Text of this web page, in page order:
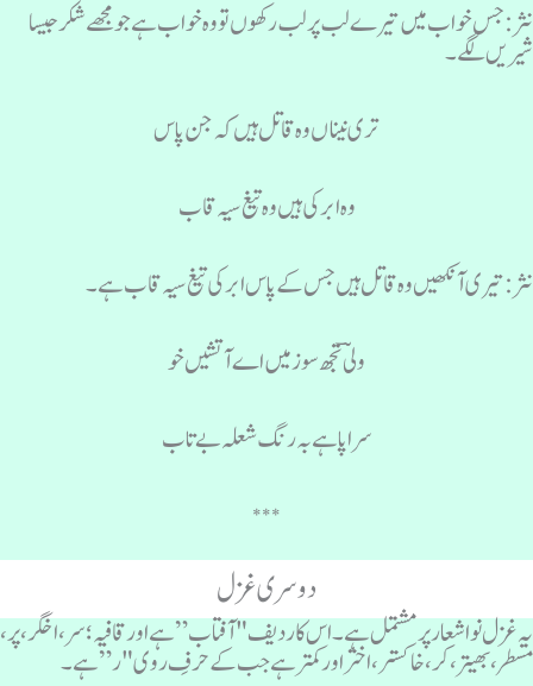
نثر: جس خواب میں تیرے لب پر لب رکھوں تو وہ خواب ہے جو مجھے شکر جیسا
شیریں لگے۔
تری نیناں وہ قاتل ہیں کہ جن پاس
وہ ابر کی ہیں وہ تیغ سیہ قاب
نثر: تیری آنکھیں وہ قاتل ہیں جس کے پاس ابر کی تیغ سیہ قاب ہے۔
ولیؔ تجھ سوز میں اے آتشیں خو
سراپا ہے بہ رنگ شعلہ بے تاب
***
دوسری غزل
یہ غزل نو اشعار پر مشتمل ہے۔ اس کا ردیف "آفتاب” ہے اور قافیہ؛ سر، اخگر، پر،
مسطر، بھیتر، کر، خاکستر، اختر اور کمتر ہے جب کے حرفِ روی "ر” ہے۔